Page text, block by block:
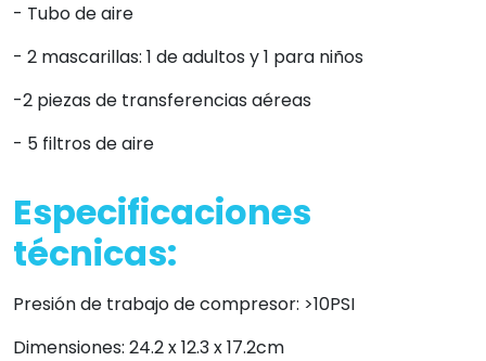
- Tubo de aire
- 2 mascarillas: 1 de adultos y 1 para niños
-2 piezas de transferencias aéreas
- 5 filtros de aire
Especificaciones
técnicas:
Presión de trabajo de compresor: >10PSI
Dimensiones: 24.2 x 12.3 x 17.2cm